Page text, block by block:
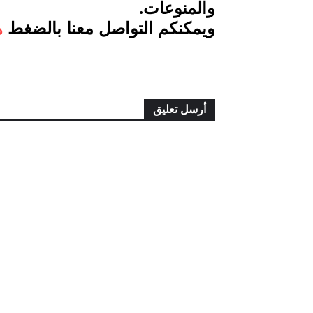
والمنوعات.
ويمكنكم التواصل معنا بالضغط
أرسل تعليق